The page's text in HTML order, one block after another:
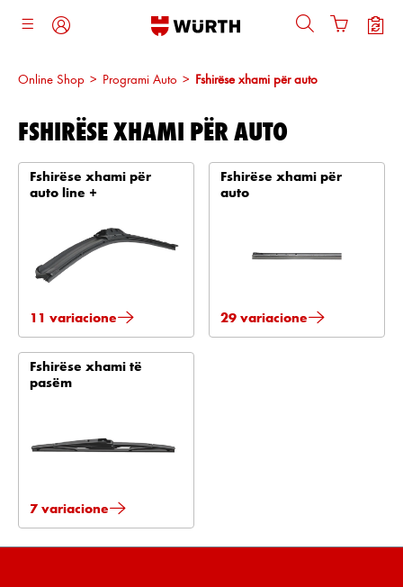
kryesore
Online Shop > Programi Auto > Fshirëse xhami për auto
FSHIRËSE XHAMI PËR AUTO
Fshirëse xhami për
auto line +
11 variacione
Fshirëse xhami për
auto
29 variacione
Fshirëse xhami të
pasëm
7 variacione